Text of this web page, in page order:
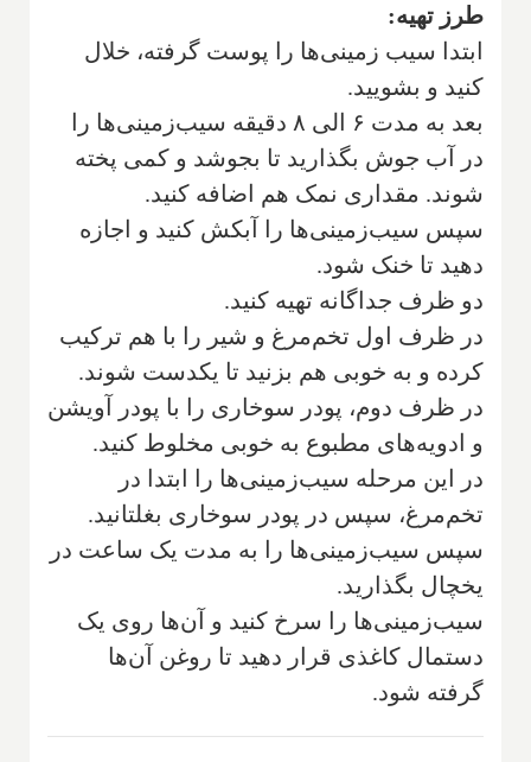
طرز تهیه:
ابتدا سیب زمینی‌ها را پوست گرفته، خلال
کنید و بشویید.
بعد به مدت ۶ الی ۸ دقیقه سیب‌زمینی‌ها را
در آب جوش بگذارید تا بجوشد و کمی پخته
شوند. مقداری نمک هم اضافه کنید.
سپس سیب‌زمینی‌ها را آبکش کنید و اجازه
دهید تا خنک شود.
دو ظرف جدا‌گانه تهیه کنید.
در ظرف اول تخم‌مرغ و شیر را با هم ترکیب
کرده و به خوبی هم بزنید تا یکدست شوند.
در ظرف دوم، پودر سوخاری را با پودر آویشن
و ادویه‌های مطبوع به خوبی مخلوط کنید.
در این مرحله سیب‌زمینی‌ها را ابتدا در
تخم‌مرغ، سپس در پودر سوخاری بغلتانید.
سپس سیب‌زمینی‌ها را به مدت یک ساعت در
یخچال بگذارید.
سیب‌زمینی‌ها را سرخ کنید و آن‌ها روی یک
دستمال کاغذی قرار دهید تا روغن آن‌ها
گرفته شود.